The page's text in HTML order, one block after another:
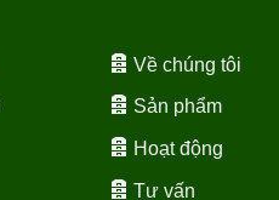
Về chúng tôi
Sản phẩm
Hoạt động
Tư vấn